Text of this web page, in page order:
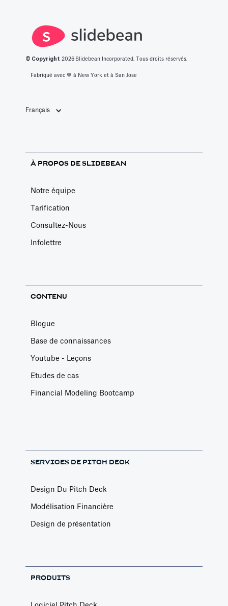
© Copyright 2026 Slidebean Incorporated. Tous droits réservés.
Fabriqué avec 💙️ à New York et à San Jose
Français
À PROPOS DE SLIDEBEAN
Notre équipe
Tarification
Consultez-Nous
Infolettre
CONTENU
Blogue
Base de connaissances
Youtube - Leçons
Etudes de cas
Financial Modeling Bootcamp
SERVICES DE PITCH DECK
Design Du Pitch Deck
Modélisation Financière
Design de présentation
PRODUITS